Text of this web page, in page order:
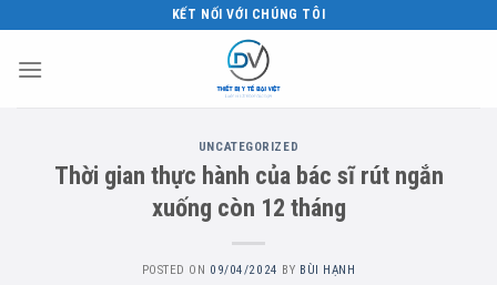
content
KẾT NỐI VỚI CHÚNG TÔI
UNCATEGORIZED
Thời gian thực hành của bác sĩ rút ngắn
xuống còn 12 tháng
POSTED ON 09/04/2024 BY BÙI HẠNH